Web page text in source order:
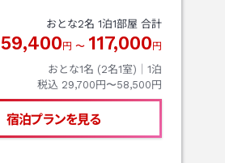
おとな2名 1泊1部屋 合計
59,400 円 〜 117,000 円
おとな1名 (2名1室)｜ 1泊
税込 29,700円〜58,500円
宿泊プランを見る